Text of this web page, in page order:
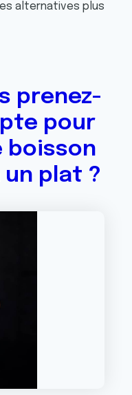
alternatives plus
prenez-
pour
boisson
plat ?